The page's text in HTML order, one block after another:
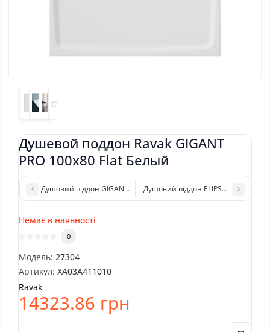
Душевой поддон Ravak GIGANT
PRO 100x80 Flat Белый
Душовий піддон GIGANT PRO 100x80, RAVAKДушовий піддон ELIPSO PRO-100,
Немає в наявності
0
Модель: 27304
Артикул: XA03A411010
Ravak
14323.86 грн